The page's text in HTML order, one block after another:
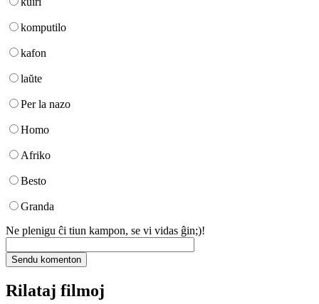
komputilo
kafon
laŭte
Per la nazo
Homo
Afriko
Besto
Granda
Ne plenigu ĉi tiun kampon, se vi vidas ĝin;)!
Rilataj filmoj